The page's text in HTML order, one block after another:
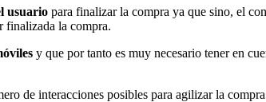
usuario para finalizar la compra ya que sino, el
finalizada la compra.
y que por tanto es muy necesario tener en
de interacciones posibles para agilizar la